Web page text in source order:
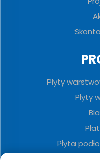
Płyty
Płyty
Płyta